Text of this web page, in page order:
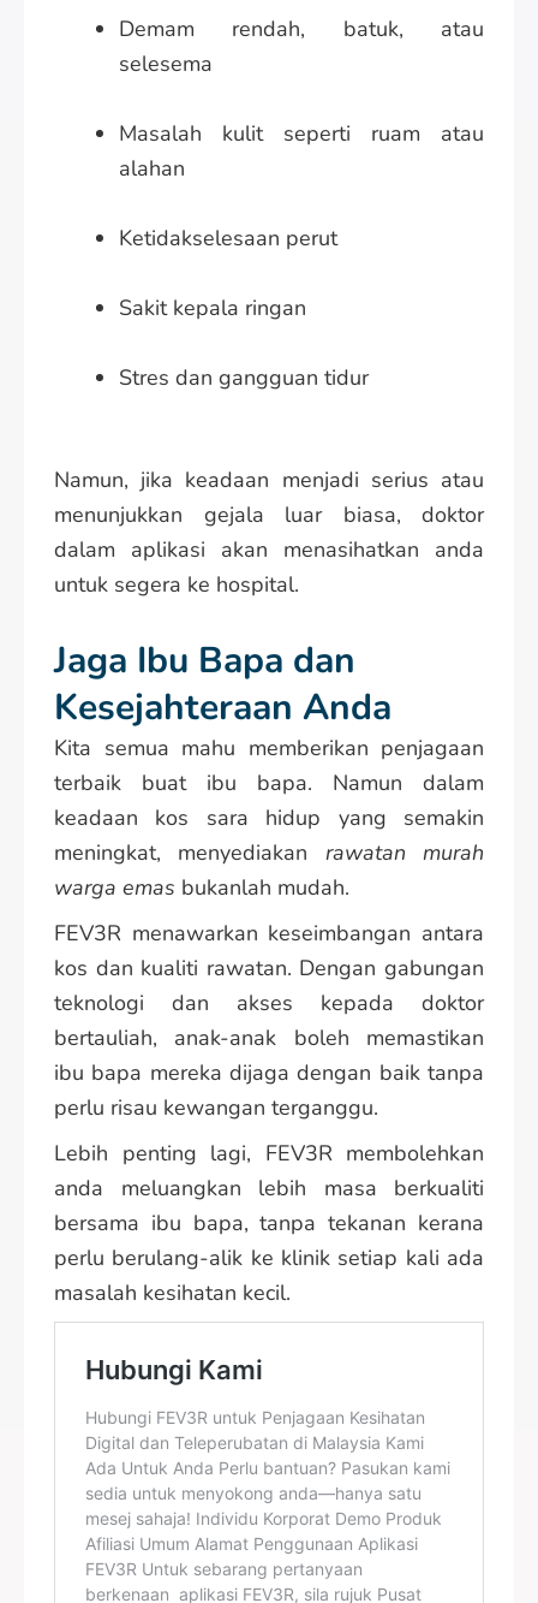
Demam rendah, batuk, atau
selesema
Masalah kulit seperti ruam atau
alahan
Ketidakselesaan perut
Sakit kepala ringan
Stres dan gangguan tidur
Namun, jika keadaan menjadi serius atau
menunjukkan gejala luar biasa, doktor
dalam aplikasi akan menasihatkan anda
untuk segera ke hospital.
Jaga Ibu Bapa dan
Kesejahteraan Anda
Kita semua mahu memberikan penjagaan
terbaik buat ibu bapa. Namun dalam
keadaan kos sara hidup yang semakin
meningkat, menyediakan rawatan murah
warga emas bukanlah mudah.
FEV3R menawarkan keseimbangan antara
kos dan kualiti rawatan. Dengan gabungan
teknologi dan akses kepada doktor
bertauliah, anak-anak boleh memastikan
ibu bapa mereka dijaga dengan baik tanpa
perlu risau kewangan terganggu.
Lebih penting lagi, FEV3R membolehkan
anda meluangkan lebih masa berkualiti
bersama ibu bapa, tanpa tekanan kerana
perlu berulang-alik ke klinik setiap kali ada
masalah kesihatan kecil.